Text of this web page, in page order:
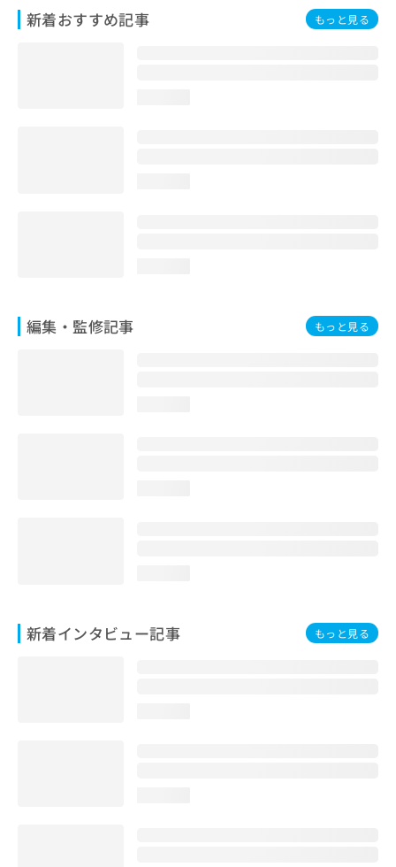
新着おすすめ記事 もっと見る
編集・監修記事 もっと見る
新着インタビュー記事 もっと見る
お
問